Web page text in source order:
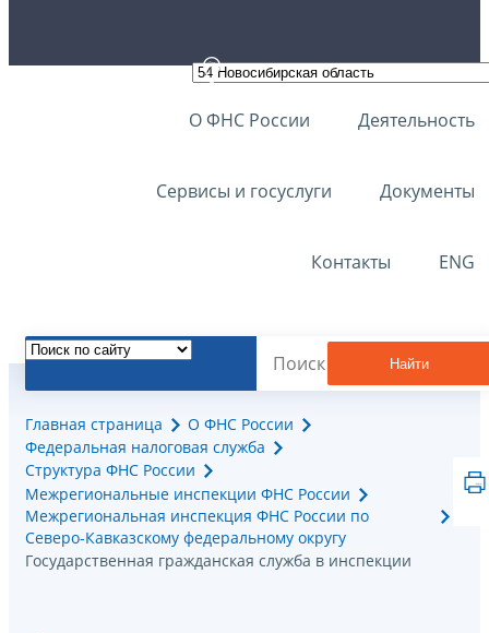
О ФНС России Деятельность
Сервисы и госуслуги Документы
Контакты ENG
Найти
Главная страница
О ФНС России
Федеральная налоговая служба
Структура ФНС России
Межрегиональные инспекции ФНС России
Межрегиональная инспекция ФНС России по
Северо-Кавказскому федеральному округу
Государственная гражданская служба в инспекции